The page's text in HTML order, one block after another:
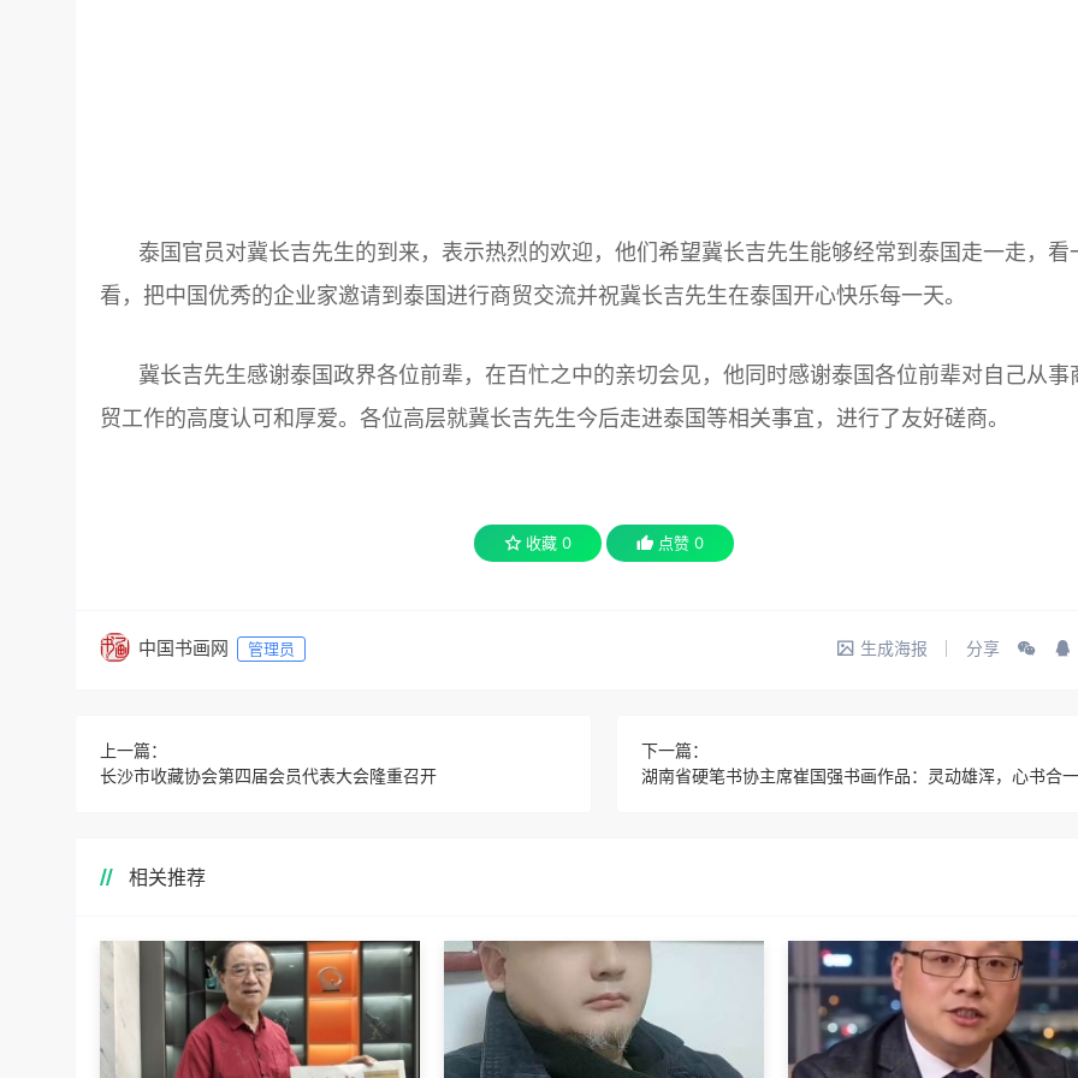
泰国官员对冀长吉先生的到来，表示热烈的欢迎，他们希望冀长吉先生能够经常到泰国走一走，看
看，把中国优秀的企业家邀请到泰国进行商贸交流并祝冀长吉先生在泰国开心快乐每一天。
冀长吉先生感谢泰国政界各位前辈，在百忙之中的亲切会见，他同时感谢泰国各位前辈对自己从事
贸工作的高度认可和厚爱。各位高层就冀长吉先生今后走进泰国等相关事宜，进行了友好磋商。
收藏 0 点赞 0
中国书画网 管理员 生成海报 分享
上一篇：
长沙市收藏协会第四届会员代表大会隆重召开
下一篇：
湖南省硬笔书协主席崔国强书画作品：灵动雄浑，心书合一
相关推荐